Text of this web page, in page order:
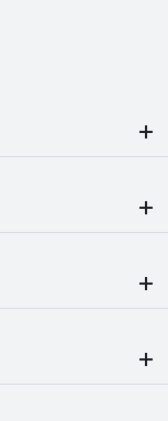
scheda)
in una nuova
apre in una
(Si apre in
on LinkedIn (Si